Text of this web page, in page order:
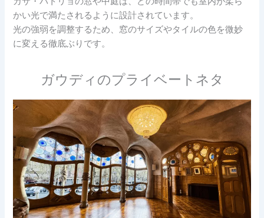
かい光で満たされるように設計されています。
光の強弱を調整するため、窓のサイズやタイルの色を微妙
に変える徹底ぶりです。
ガウディのプライベートネタ